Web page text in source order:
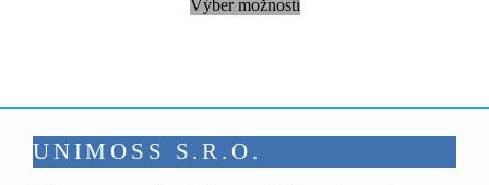
product
Výber možnostíproduct
options
UNIMOSS S.R.O.